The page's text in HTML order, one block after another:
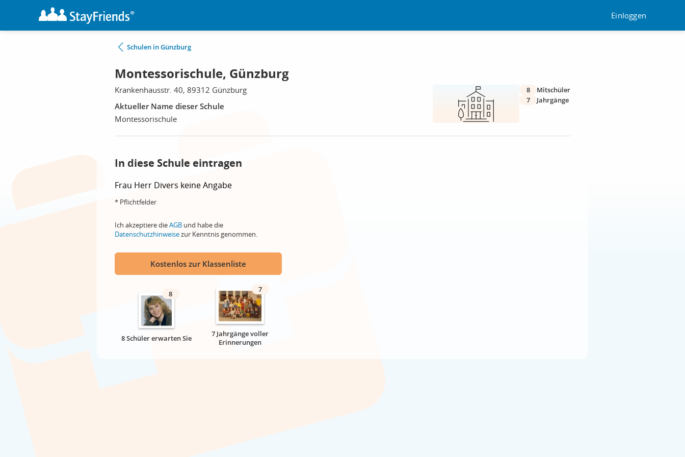
Einloggen
Schulen in Günzburg
Montessorischule, Günzburg
Krankenhausstr. 40, 89312 Günzburg
Aktueller Name dieser Schule
Montessorischule
8
Mitschüler
7
Jahrgänge
In diese Schule eintragen
Frau Herr Divers keine Angabe
* Pflichtfelder
Ich akzeptiere dieAGB und habe die
Datenschutzhinweisezur Kenntnis genommen.
Kostenlos zur Klassenliste
8
8 Schüler erwarten Sie
7
7 Jahrgänge voller
Erinnerungen